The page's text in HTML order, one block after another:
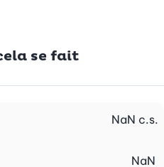
se fait
NaN c.s.
NaN